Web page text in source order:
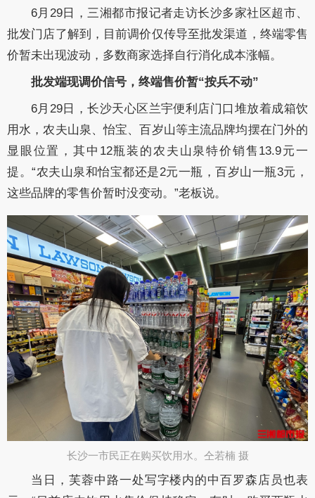
6月29日，三湘都市报记者走访长沙多家社区超市、
批发门店了解到，目前调价仅传导至批发渠道，终端零售
价暂未出现波动，多数商家选择自行消化成本涨幅。
批发端现调价信号，终端售价暂“按兵不动”
6月29日，长沙天心区兰宇便利店门口堆放着成箱饮
用水，农夫山泉、怡宝、百岁山等主流品牌均摆在门外的
显眼位置，其中12瓶装的农夫山泉特价销售13.9元一
提。“农夫山泉和怡宝都还是2元一瓶，百岁山一瓶3元，
这些品牌的零售价暂时没变动。”老板说。
长沙一市民正在购买饮用水。仝若楠 摄​
当日，芙蓉中路一处写字楼内的中百罗森店员也表